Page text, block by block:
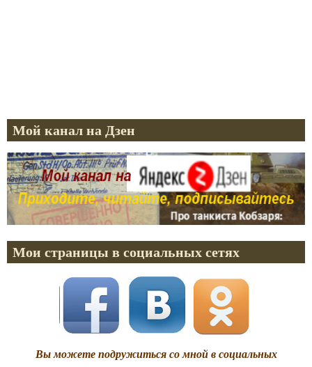
Мой канал на Дзен
Мои страницы в социальных сетях
Вы можете подружиться со мной в социальных